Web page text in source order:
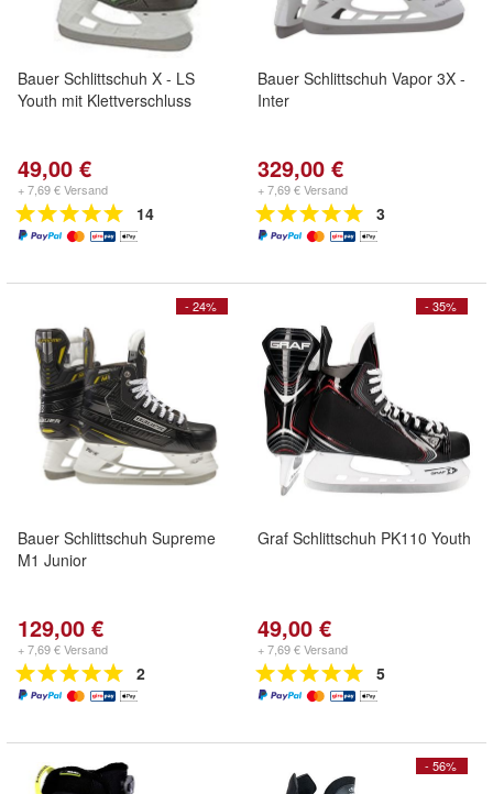
Bauer Schlittschuh X - LS
Youth mit Klettverschluss
49,00 €
+ 7,69 € Versand
14
Bauer Schlittschuh Vapor 3X -
Inter
329,00 €
+ 7,69 € Versand
3
- 24%
Bauer Schlittschuh Supreme
M1 Junior
129,00 €
+ 7,69 € Versand
2
- 35%
Graf Schlittschuh PK110 Youth
49,00 €
+ 7,69 € Versand
5
- 56%